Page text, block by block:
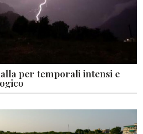
per temporali intensi e